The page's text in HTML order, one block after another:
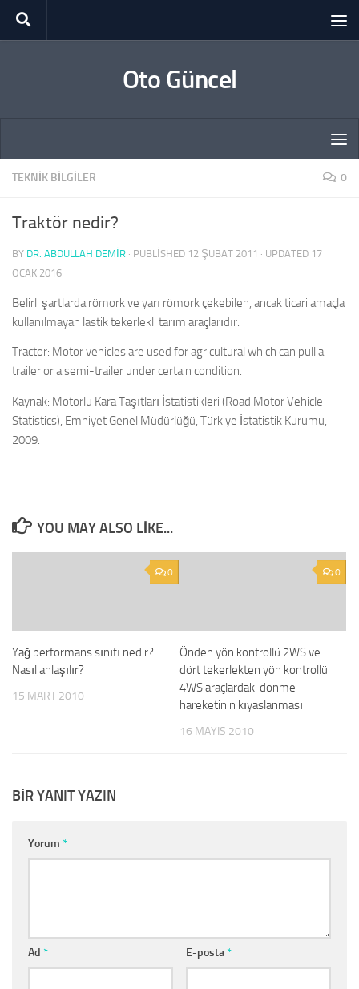
Skip to content
Oto Güncel
TEKNIK BILGILER 0
Traktör nedir?
BY DR. ABDULLAH DEMİR · PUBLISHED 12 ŞUBAT 2011 · UPDATED 17
OCAK 2016
Belirli şartlarda römork ve yarı römork çekebilen, ancak ticari amaçla
kullanılmayan lastik tekerlekli tarım araçlarıdır.
Tractor: Motor vehicles are used for agricultural which can pull a
trailer or a semi-trailer under certain condition.
Kaynak: Motorlu Kara Taşıtları İstatistikleri (Road Motor Vehicle
Statistics), Emniyet Genel Müdürlüğü, Türkiye İstatistik Kurumu,
2009.
YOU MAY ALSO LIKE...
0
Yağ performans sınıfı nedir?
Nasıl anlaşılır?
15 MART 2010
0
Önden yön kontrollü 2WS ve
dört tekerlekten yön kontrollü
4WS araçlardaki dönme
hareketinin kıyaslanması
16 MAYIS 2010
BIR YANIT YAZIN
Yorum *
Ad * E-posta*